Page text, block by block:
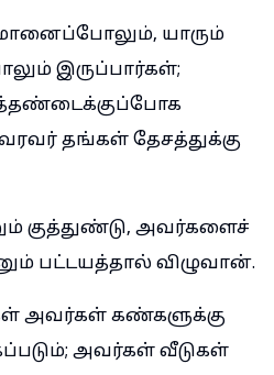
யாரும்
இருப்பார்கள்;
தங்கள் தேசத்துக்கு
குத்துண்டு, அவர்களைச்
பட்டயத்தால் விழுவான்.
அவர்கள் கண்களுக்கு
அவர்கள் வீடுகள்